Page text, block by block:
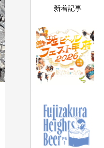
新着記事